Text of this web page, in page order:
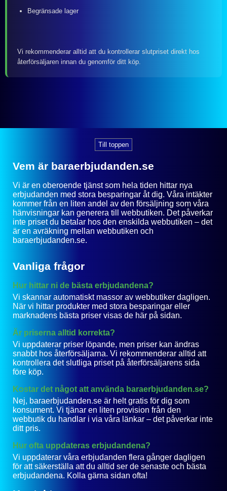
Begränsade lager
Vi rekommenderar alltid att du kontrollerar slutpriset direkt hos
återförsäljaren innan du genomför ditt köp.
Till toppen
Vem är baraerbjudanden.se
Vi är en oberoende tjänst som hela tiden hittar nya
erbjudanden med stora besparingar åt dig. Våra intäkter
kommer från en liten andel av den försäljning som våra
hänvisningar kan generera till webbutiken. Det påverkar
inte priset du betalar hos den enskilda webbutiken – det
är en avräkning mellan webbutiken och
baraerbjudanden.se.
Vanliga frågor
Hur hittar ni de bästa erbjudandena?
Vi skannar automatiskt massor av webbutiker dagligen.
När vi hittar produkter med stora besparingar eller
marknadens bästa priser visas de här på sidan.
Är priserna alltid korrekta?
Vi uppdaterar priser löpande, men priser kan ändras
snabbt hos återförsäljarna. Vi rekommenderar alltid att
kontrollera det slutliga priset på återförsäljarens sida
före köp.
Kostar det något att använda baraerbjudanden.se?
Nej, baraerbjudanden.se är helt gratis för dig som
konsument. Vi tjänar en liten provision från den
webbutik du handlar i via våra länkar – det påverkar inte
ditt pris.
Hur ofta uppdateras erbjudandena?
Vi uppdaterar våra erbjudanden flera gånger dagligen
för att säkerställa att du alltid ser de senaste och bästa
erbjudandena. Kolla gärna sidan ofta!